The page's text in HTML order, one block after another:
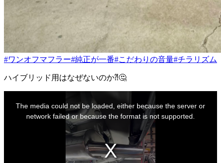
#ワンオフマフラー#純正が一番#こだわりの音量#チラリズム
ハイブリッド用はなぜないのか⁈🤔
The media could not be loaded, either because the server or
network failed or because the format is not supported.